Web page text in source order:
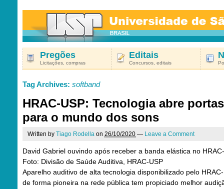
Pregões
Licitações, compras
Editais
Concursos, editais
Tag Archives: softband
HRAC-USP: Tecnologia abre portas
para o mundo dos sons
Written by Tiago Rodella on 26/10/2020 — Leave a Comment
David Gabriel ouvindo após receber a banda elástica no
Foto: Divisão de Saúde Auditiva, HRAC-USP
Aparelho auditivo de alta tecnologia disponibilizado pelo
de forma pioneira na rede pública tem propiciado melhor